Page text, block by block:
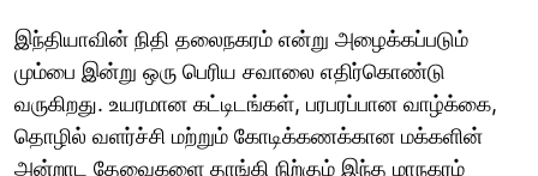
இந்தியாவின் நிதி தலைநகரம் என்று அழைக்கப்படும்
மும்பை இன்று ஒரு பெரிய சவாலை எதிர்கொண்டு
வருகிறது. உயரமான கட்டிடங்கள், பரபரப்பான வாழ்க்கை,
தொழில் வளர்ச்சி மற்றும் கோடிக்கணக்கான மக்களின்
அன்றாட தேவைகளை தாங்கி நிற்கும் இந்த மாநகரம்